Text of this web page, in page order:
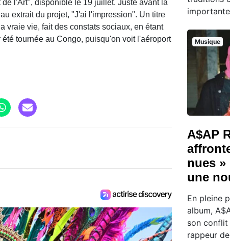
l'Art", disponible le 19 juillet. Juste avant la
extrait du projet, "J'ai l'impression". Un titre
vraie vie, fait des constats sociaux, en étant
tournée au Congo, puisqu'on voit l'aéroport
Musique
A$AP
nues
une
En pleine
album,
son conflit
rappeur